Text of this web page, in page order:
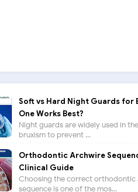
Soft vs Hard Night Guards for
One Works Best?
Night guards are widely used in
bruxism to prevent ...
Orthodontic Archwire
Clinical Guide
Choosing the correct orthodontic
sequence is one of the mos...